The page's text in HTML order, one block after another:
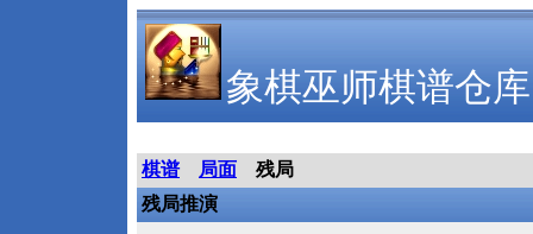
象棋巫师棋谱仓库
棋谱 局面
残局
残局推演